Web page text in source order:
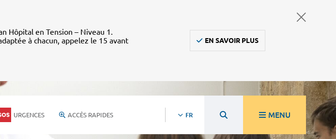
Hôpital en Tension – Niveau 1.
à chacun, appelez le 15 avant
EN SAVOIR PLUS
URGENCES ACCÈS RAPIDES FR MENU